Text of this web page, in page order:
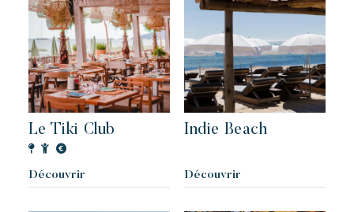
Le Tiki Club
Découvrir
Indie Beach
Découvrir